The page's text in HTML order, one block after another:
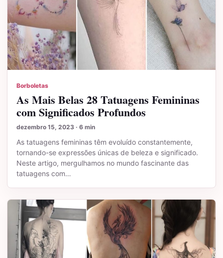
Borboletas
As Mais Belas 28 Tatuagens Femininas
com Significados Profundos
dezembro 15, 2023 · 6 min
As tatuagens femininas têm evoluído constantemente,
tornando-se expressões únicas de beleza e significado.
Neste artigo, mergulhamos no mundo fascinante das
tatuagens com…